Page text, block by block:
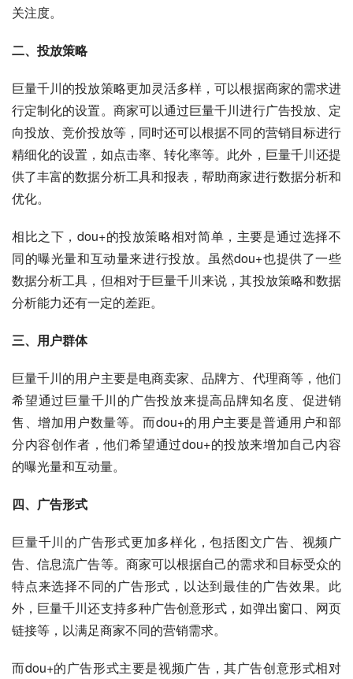
关注度。
二、投放策略
巨量千川的投放策略更加灵活多样，可以根据商家的需求进
行定制化的设置。商家可以通过巨量千川进行广告投放、定
向投放、竞价投放等，同时还可以根据不同的营销目标进行
精细化的设置，如点击率、转化率等。此外，巨量千川还提
供了丰富的数据分析工具和报表，帮助商家进行数据分析和
优化。
相比之下，dou+的投放策略相对简单，主要是通过选择不
同的曝光量和互动量来进行投放。虽然dou+也提供了一些
数据分析工具，但相对于巨量千川来说，其投放策略和数据
分析能力还有一定的差距。
三、用户群体
巨量千川的用户主要是电商卖家、品牌方、代理商等，他们
希望通过巨量千川的广告投放来提高品牌知名度、促进销
售、增加用户数量等。而dou+的用户主要是普通用户和部
分内容创作者，他们希望通过dou+的投放来增加自己内容
的曝光量和互动量。
四、广告形式
巨量千川的广告形式更加多样化，包括图文广告、视频广
告、信息流广告等。商家可以根据自己的需求和目标受众的
特点来选择不同的广告形式，以达到最佳的广告效果。此
外，巨量千川还支持多种广告创意形式，如弹出窗口、网页
链接等，以满足商家不同的营销需求。
而dou+的广告形式主要是视频广告，其广告创意形式相对